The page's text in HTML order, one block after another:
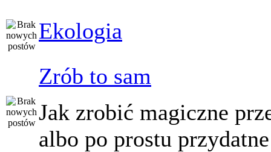
Ekologia
Zrób to sam
Jak zrobić magiczne
albo po prostu